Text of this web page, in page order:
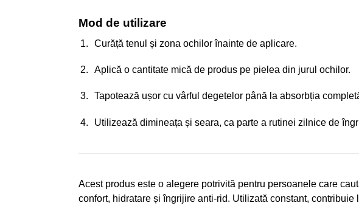
Mod de utilizare
Curăță tenul și zona ochilor înainte de aplicare.
Aplică o cantitate mică de produs pe pielea din jurul ochilor.
Tapotează ușor cu vârful degetelor până la absorbția
Utilizează dimineața și seara, ca parte a rutinei zilnice de
Acest produs este o alegere potrivită pentru persoanele care
confort, hidratare și îngrijire anti-rid. Utilizată constant,